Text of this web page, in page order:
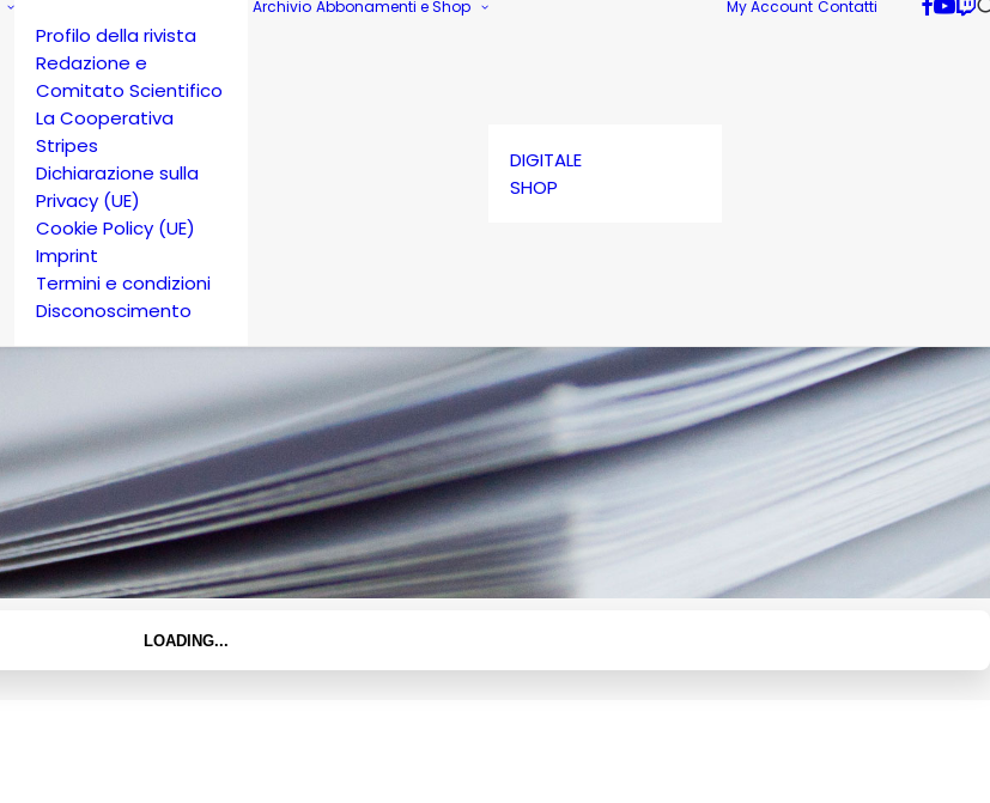
Profilo della rivista
Redazione e
Comitato Scientifico
La Cooperativa
Stripes
Dichiarazione sulla
Privacy (UE)
Cookie Policy (UE)
Imprint
Termini e condizioni
Disconoscimento
Archivio Abbonamenti e Shop
DIGITALE
SHOP
My Account Contatti